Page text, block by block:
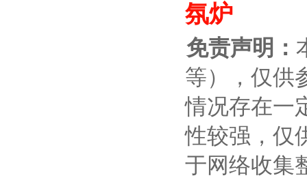
氛炉
免责声明：
等），仅供
情况存在一
性较强，仅
于网络收集